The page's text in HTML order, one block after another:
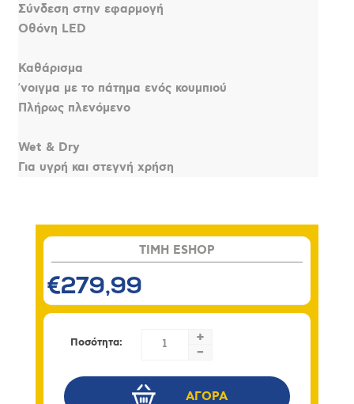
Σύνδεση στην εφαρμογή
Οθόνη LED
Καθάρισμα
ʼνοιγμα με το πάτημα ενός κουμπιού
Πλήρως πλενόμενο
Wet & Dry
Για υγρή και στεγνή χρήση
TIMH ESHOP
€279,99
Ποσότητα:
+
-